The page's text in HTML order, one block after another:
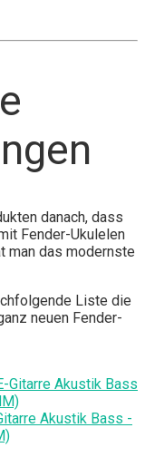
danach, dass
Fender-Ukulelen
man das modernste
Liste die
neuen Fender-
Akustik Bass -